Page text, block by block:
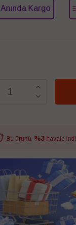
Anında Kargo
Bu ürünü, %3 havale